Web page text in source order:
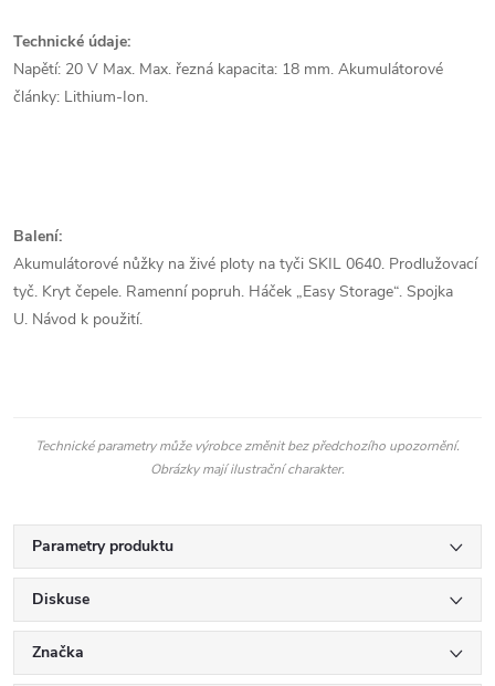
Technické údaje:
Napětí: 20 V Max. Max. řezná kapacita: 18 mm. Akumulátorové
články: Lithium-Ion.
Balení:
Akumulátorové nůžky na živé ploty na tyči SKIL 0640. Prodlužovací
tyč. Kryt čepele. Ramenní popruh. Háček „Easy Storage“. Spojka
U. Návod k použití.
Technické parametry může výrobce změnit bez předchozího upozornění.
Obrázky mají ilustrační charakter.
Parametry produktu
Diskuse
Značka